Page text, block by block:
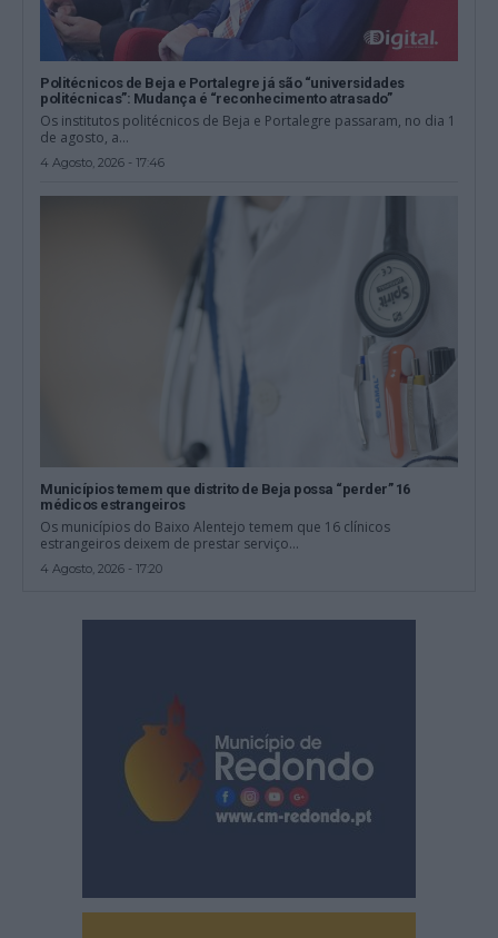
Politécnicos de Beja e Portalegre já são “universidades
politécnicas”: Mudança é “reconhecimento atrasado”
Os institutos politécnicos de Beja e Portalegre passaram, no dia 1
de agosto, a...
4 Agosto, 2026 - 17:46
Municípios temem que distrito de Beja possa “perder” 16
médicos estrangeiros
Os municípios do Baixo Alentejo temem que 16 clínicos
estrangeiros deixem de prestar serviço...
4 Agosto, 2026 - 17:20